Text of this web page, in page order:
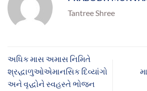
Tantree Shree
અધિક માસ અમાસ નિમિતે
શ્રદ્ધાળુઓએમાનસિક દિવ્યાંગો
અને વૃદ્ધોને સ્વહસ્તે ભોજન